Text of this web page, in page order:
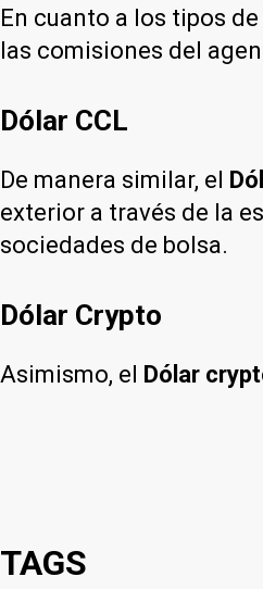
En cuanto a los tipos
las comisiones del
Dólar CCL
De manera similar, el
exterior a través de la
sociedades de bolsa.
Dólar Crypto
Asimismo, el Dólar
TAGS